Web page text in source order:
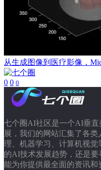
从生成图像到医疗影像，
0 0 0
七个圈AI社区是一个AI垂
展，我们的网站汇集了各
理、机器学习、计算机视
的AI技术发展趋势，还是
能为你提供最全面的资讯和